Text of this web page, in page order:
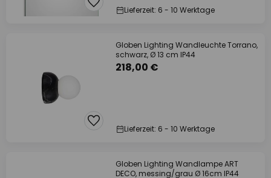
Lieferzeit: 6 - 10 Werktage
Globen Lighting Wandleuchte Torrano,
schwarz, Ø 13 cm IP44
218,00 €
Lieferzeit: 6 - 10 Werktage
Globen Lighting Wandlampe ART
DECO, messing/grau Ø 16cm IP44